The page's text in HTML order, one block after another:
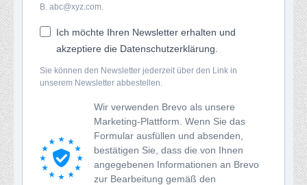
B. abc@xyz.com.
Ich möchte Ihren Newsletter erhalten und
akzeptiere die Datenschutzerklärung.
Sie können den Newsletter jederzeit über den Link in
unserem Newsletter abbestellen.
Wir verwenden Brevo als unsere
Marketing-Plattform. Wenn Sie das
Formular ausfüllen und absenden,
bestätigen Sie, dass die von Ihnen
angegebenen Informationen an Brevo
zur Bearbeitung gemäß den